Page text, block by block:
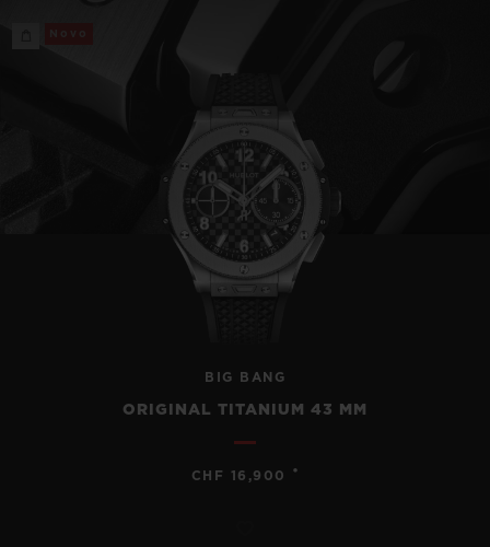
BIG BANG
ORIGINAL TITANIUM 43 MM
CHF 16,900 •